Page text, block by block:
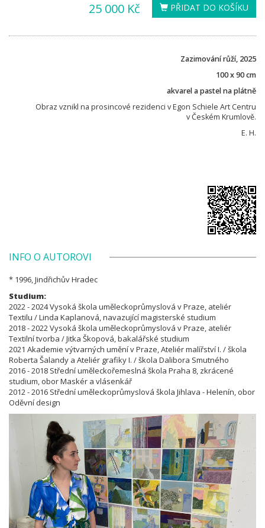
PŘIDAT DO KOŠÍKU
25 000 Kč
Zazimování růží, 2025
100 x 90 cm
akvarel a pastel na plátně
Obraz vznikl na prosincové rezidenci v Egon Schiele Art Centru
v Českém Krumlově.
E. H.
INFO O AUTOROVI
* 1996, Jindřichův Hradec
Studium:
2022 - 2024 Vysoká škola uměleckoprůmyslová v Praze, ateliér
Textilu / Linda Kaplanová, navazující magisterské studium
2018 - 2022 Vysoká škola uměleckoprůmyslová v Praze, ateliér
Textilní tvorba / Jitka Škopová, bakalářské studium
2021 Akademie výtvarných umění v Praze, Ateliér malířství I. / škola
Roberta Šalandy a Ateliér grafiky I. / škola Dalibora Smutného
2016 - 2018 Střední uměleckořemeslná škola Praha 8, zkrácené
studium, obor Maskér a vlásenkář
2012 - 2016 Střední uměleckoprůmyslová škola Jihlava - Helenín, obor
Oděvní design